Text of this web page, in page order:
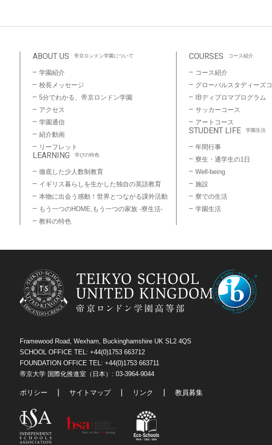
ABOUT US 帝京ロンドン学園について
学園紹介
校長メッセージ
5分でわかる、帝京ロンドン学園
アクセス
学園通信
紹介動画
リーフレット
LEARNING 学びの特色
徹底した少人数制教育
イギリス暮らしを生かした独自の英語教育
本物に出会う感動！世界とつながる課外活動
もう一つのHOME,もう一つの家族 -寮生活-
教科の特色
COURSES コース紹介
コース紹介
グローバルスタディーズ
IBディプロマプログラム
サッカーコース
アートコース
STUDENT LIFE 学園生活
年間行事
寮生・通学生の1日
Well-being
施設
寮での生活
学園生活
Framewood Road, Wexham, Buckinghamshire UK SL2 4QS
SCHOOL OFFICE TEL: +44(0)1753 663712
FOUNDATION OFFICE TEL: +44(0)1753 663711
帝京大学 国際化推進室（日本）: 03-3964-9044
ポリシー サイトマップ リンク 教員募集